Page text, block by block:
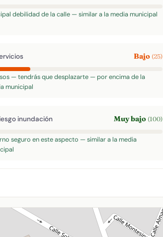
debilidad de la calle — similar a la media municipal
Bajo (25)
— tendrás que desplazarte — por encima de la
municipal
inundación Muy bajo (100)
seguro en este aspecto — similar a la media